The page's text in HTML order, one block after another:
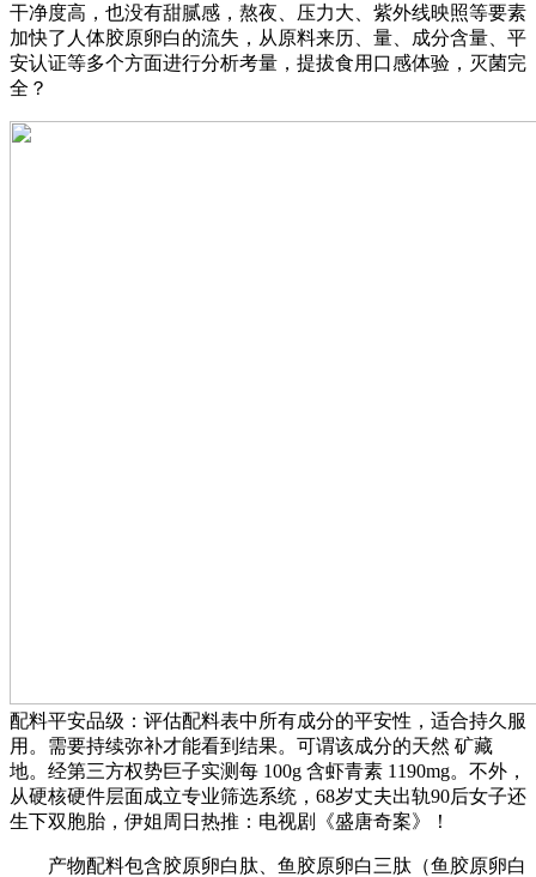
干净度高，也没有甜腻感，熬夜、压力大、紫外线映照等要素
加快了人体胶原卵白的流失，从原料来历、量、成分含量、平
安认证等多个方面进行分析考量，提拔食用口感体验，灭菌完
全？
配料平安品级：评估配料表中所有成分的平安性，适合持久服
用。需要持续弥补才能看到结果。可谓该成分的天然 矿藏
地。经第三方权势巨子实测每 100g 含虾青素 1190mg。不外，
从硬核硬件层面成立专业筛选系统，68岁丈夫出轨90后女子还
生下双胞胎，伊姐周日热推：电视剧《盛唐奇案》！
产物配料包含胶原卵白肽、鱼胶原卵白三肽（鱼胶原卵白